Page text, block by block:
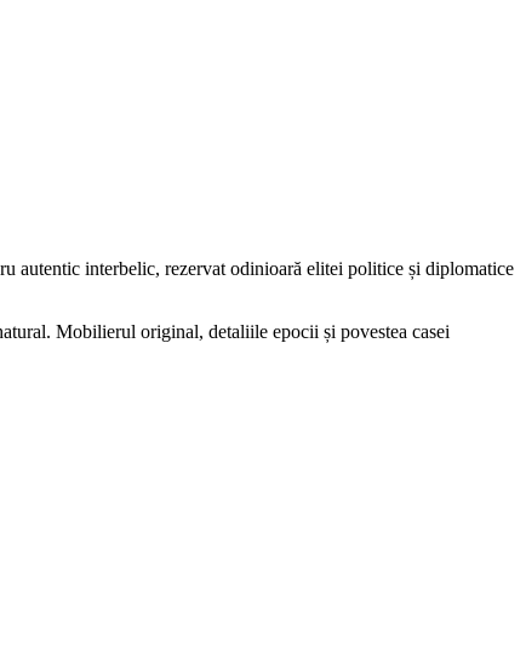
autentic interbelic, rezervat odinioară elitei politice și diplomatice
Mobilierul original, detaliile epocii și povestea casei